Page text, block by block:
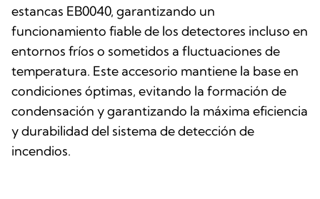
estancas EB0040, garantizando un
funcionamiento fiable de los detectores incluso en
entornos fríos o sometidos a fluctuaciones de
temperatura. Este accesorio mantiene la base en
condiciones óptimas, evitando la formación de
condensación y garantizando la máxima eficiencia
y durabilidad del sistema de detección de
incendios.